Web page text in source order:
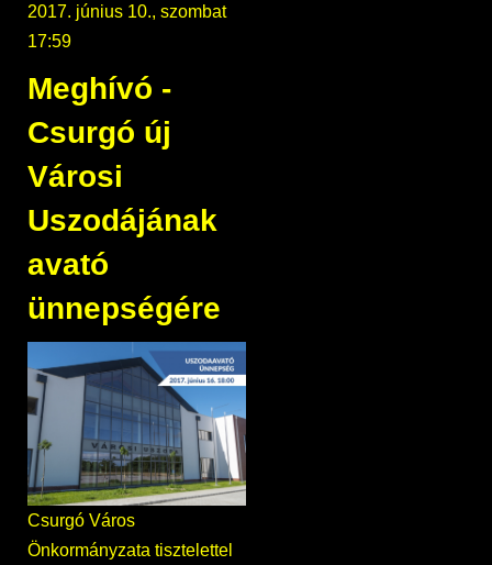
2017. június 10., szombat
17:59
Meghívó -
Csurgó új
Városi
Uszodájának
avató
ünnepségére
Csurgó Város
Önkormányzata tisztelettel